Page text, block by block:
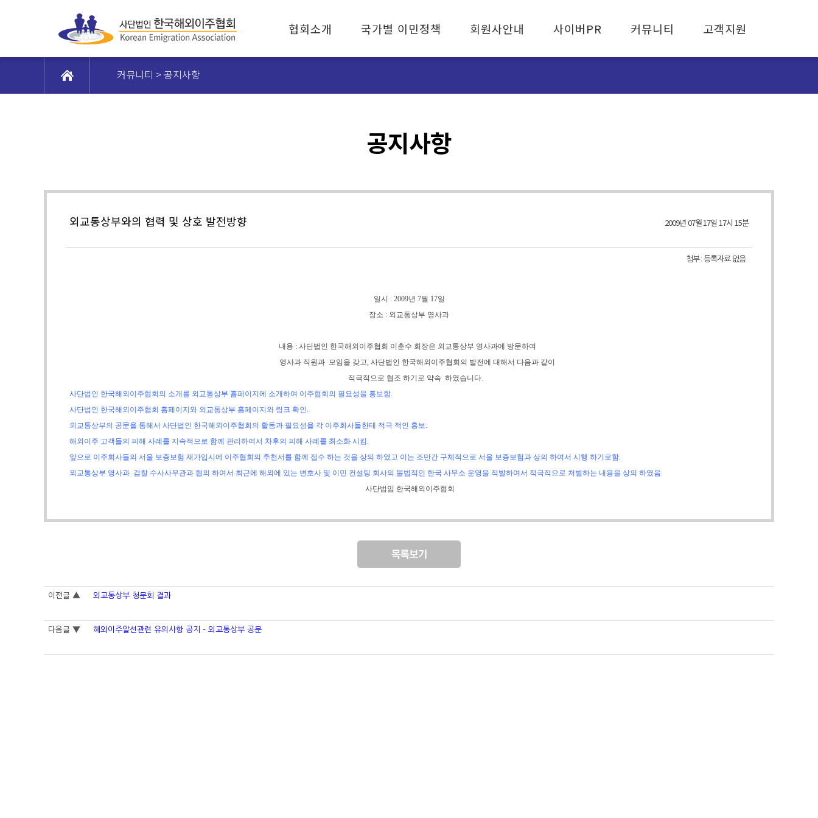
협회소개
협회장 인사말
국가별 이민정책
미국 이민
회원사안내
자문사 안내
사이버PR
뉴스레터
커뮤니티
활동사항
고객지원
FAQ
커뮤니티 > 공지사항
공지사항
외교통상부와의 협력 및 상호 발전방향 2009년 07월 17일 17시 15분
첨부 :등록자료 없음
일시 : 2009년 7월 17일
장소 : 외교통상부 영사과
내용 : 사단법인 한국해외이주협회 이춘수 회장은 외교통상부 영사과에 방문하여
영사과 직원과 모임을 갖고, 사단법인 한국해외이주협회의 발전에 대해서 다음과 같이
적극적으로 협조 하기로 약속 하였습니다.
사단법인 한국해외이주협회의 소개를 외교통상부 홈페이지에 소개하여 이주협회의 필요성을 홍보함.
사단법인 한국해외이주협회 홈페이지와 외교통상부 홈페이지와 링크 확인.
외교통상부의 공문을 통해서 사단법인 한국해외이주협회의 활동과 필요성을 각 이주회사들한테 적극 적인 홍보.
해외이주 고객들의 피해 사례를 지속적으로 함께 관리하여서 차후의 피해 사례를 최소화 시킴 .
앞으로 이주회사들의 서울 보증보험 재가입시에 이주협회의 추천서를 함께 접수 하는 것을 상의 하였고 이는 조만간 구체적으로 서울 보증보험과 상의 하여서 시행 하기로함.
외교통상부 영사과 검찰 수사사무관과 협의 하여서 최근에 해외에 있는 변호사 및 이민 컨설팅 회사의 불법적인 한국 사무소 운영을 적발하여서 적극적으로 처벌하는 내용을 상의 하였음.
사단법임 한국해외이주협회
이전글 ▲ 외교통상부 청문회 결과
다음글 ▼ 해외이주알선관련 유의사항 공지 - 외교통상부 공문